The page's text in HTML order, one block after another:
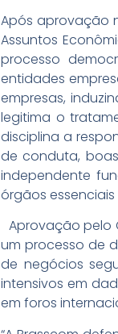
Após aprovação
Assuntos
processo
entidades
empresas,
legitima o
disciplina a
de conduta,
independente
órgãos
Aprovação pelo
um processo de
de negócios
intensivos em
em foros